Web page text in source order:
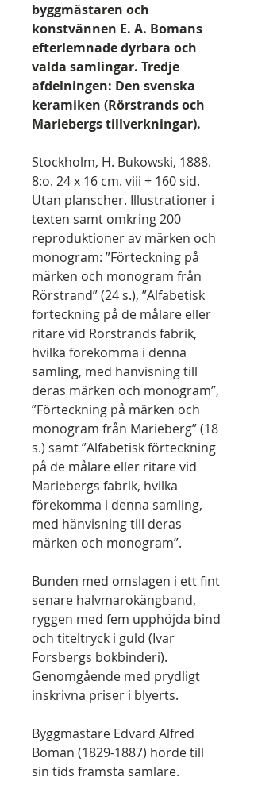
byggmästaren och
konstvännen E. A. Bomans
efterlemnade dyrbara och
valda samlingar. Tredje
afdelningen: Den svenska
keramiken (Rörstrands och
Mariebergs tillverkningar).
Stockholm, H. Bukowski, 1888.
8:o. 24 x 16 cm. viii + 160 sid.
Utan planscher. Illustrationer i
texten samt omkring 200
reproduktioner av märken och
monogram: ”Förteckning på
märken och monogram från
Rörstrand” (24 s.), ”Alfabetisk
förteckning på de målare eller
ritare vid Rörstrands fabrik,
hvilka förekomma i denna
samling, med hänvisning till
deras märken och monogram”,
”Förteckning på märken och
monogram från Marieberg” (18
s.) samt ”Alfabetisk förteckning
på de målare eller ritare vid
Mariebergs fabrik, hvilka
förekomma i denna samling,
med hänvisning till deras
märken och monogram”.
Bunden med omslagen i ett fint
senare halvmarokängband,
ryggen med fem upphöjda bind
och titeltryck i guld (Ivar
Forsbergs bokbinderi).
Genomgående med prydligt
inskrivna priser i blyerts.
Byggmästare Edvard Alfred
Boman (1829-1887) hörde till
sin tids främsta samlare.